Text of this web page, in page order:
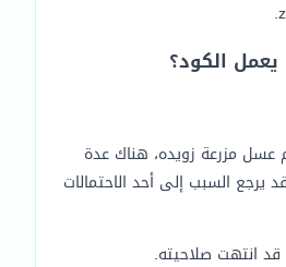
يعمل الكود؟
مزرعة زويده، هناك عدة
يرجع السبب إلى أحد الاحتمالات
انتهت صلاحيته.